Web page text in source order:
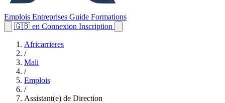
Emplois Entreprises Guide Formations
🇬🇧 en Connexion Inscription
Africarrieres
/
Mali
/
Emplois
/
Assistant(e) de Direction